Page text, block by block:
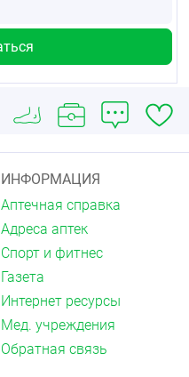
ИНФОРМАЦИЯ
Аптечная справка
Адреса аптек
Спорт и фитнес
Газета
Интернет ресурсы
Мед. учреждения
Обратная связь